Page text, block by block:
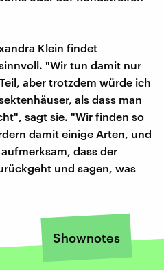
Klein findet
"Wir tun damit nur
aber trotzdem würde ich
als dass man
sagt sie. "Wir finden so
damit einige Arten, und
dass der
und sagen, was
Shownotes